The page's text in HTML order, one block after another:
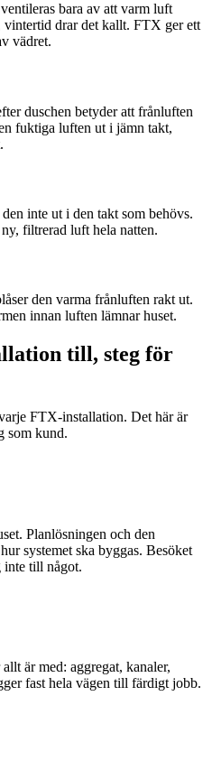
bara av att varm luft
vintertid drar det kallt. FTX ger ett
vädret.
duschen betyder att frånluften
fuktiga luften ut i jämn takt,
inte ut i den takt som behövs.
filtrerad luft hela natten.
den varma frånluften rakt ut.
innan luften lämnar huset.
till, steg för
FTX-installation. Det här är
som kund.
Planlösningen och den
systemet ska byggas. Besöket
inte till något.
är med: aggregat, kanaler,
fast hela vägen till färdigt jobb.